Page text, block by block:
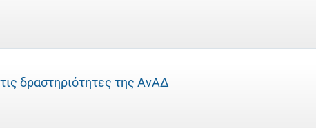
δραστηριότητες της ΑνΑΔ